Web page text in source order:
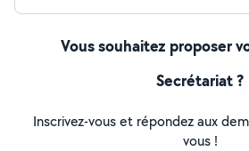
Vous souhaitez proposer
Secrétariat ?
Inscrivez-vous et répondez aux
vous !